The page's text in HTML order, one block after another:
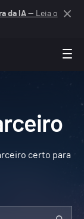
da IA— Leia o
certo para